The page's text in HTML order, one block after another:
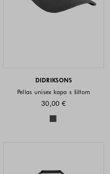
DIDRIKSONS
Pellas unisex kapa s šiltom
30,00 €
Barve na voljo